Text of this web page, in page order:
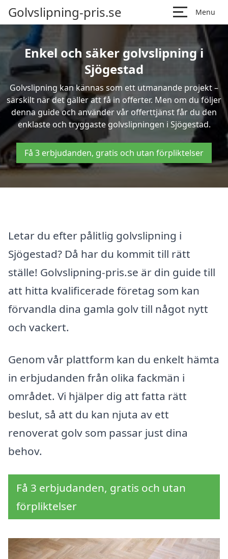
Golvslipning-pris.se Menu
Enkel och säker golvslipning i
Sjögestad
Golvslipning kan kännas som ett utmanande projekt –
särskilt när det gäller att få in offerter. Men om du följer
denna guide och använder vår offerttjänst får du den
enklaste och tryggaste golvslipningen i Sjögestad.
Få 3 erbjudanden, gratis och utan förpliktelser
Letar du efter pålitlig golvslipning i
Sjögestad? Då har du kommit till rätt
ställe! Golvslipning-pris.se är din guide till
att hitta kvalificerade företag som kan
förvandla dina gamla golv till något nytt
och vackert.
Genom vår plattform kan du enkelt hämta
in erbjudanden från olika fackmän i
området. Vi hjälper dig att fatta rätt
beslut, så att du kan njuta av ett
renoverat golv som passar just dina
behov.
Få 3 erbjudanden, gratis och utan
förpliktelser